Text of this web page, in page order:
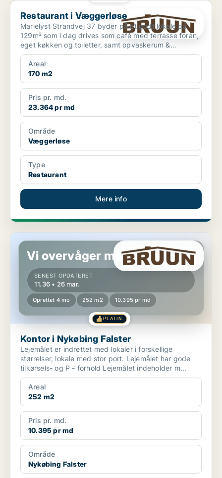
Restaurant i Væggerløse
Restaurant i Væggerløse
Marielyst Strandvej 37 byder på et godt lokale på
129m² som i dag drives som café med terrasse foran,
eget køkken og toiletter, samt opvaskerum &
lagerplads....
Areal
170 m2
Pris pr. md.
23.364 pr md
Område
Væggerløse
Type
Restaurant
Mere info
Kontor i Nykøbing Falster
Vi overvåger markedet!
SENEST OPDATERET
11.36 • 26 mar.
Oprettet 4 mo 252 m2 10.395 pr md
PLATIN
Kontor i Nykøbing Falster
Lejemålet er indrettet med lokaler i forskellige
størrelser, lokale med stor port. Lejemålet har gode
tilkørsels- og P - forhold Lejemålet indeholder m...
Areal
252 m2
Pris pr. md.
10.395 pr md
Område
Nykøbing Falster